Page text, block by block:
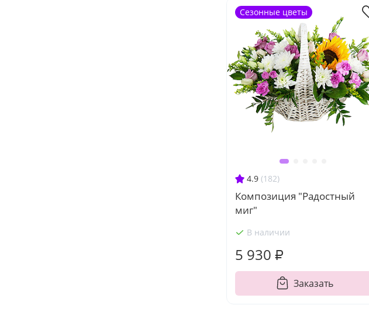
4.9 (182)
Композиция "Радостный
миг"
В наличии
5 930 ₽
Заказать
Сезонные цветы